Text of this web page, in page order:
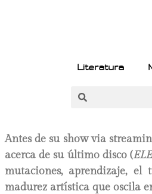
Literatura
Antes de su show via
acerca de su último disco (
mutaciones, aprendizaje,
madurez artística que oscila